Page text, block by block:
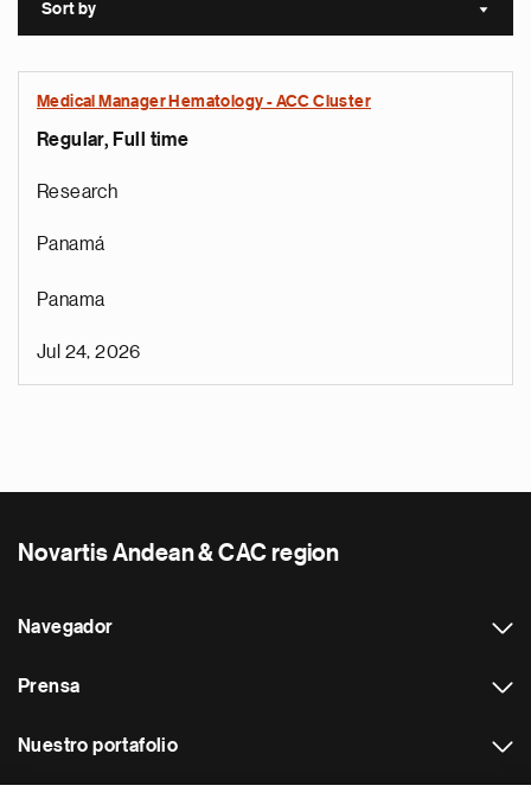
Sort by Sort
Medical Manager Hematology - ACC Cluster
Regular, Full time
Research
Panamá
Panama
Jul 24, 2026
Novartis Andean & CAC region
Navegador
Prensa
Nuestro portafolio